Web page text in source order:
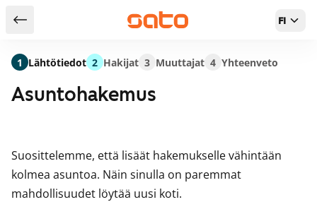
Takaisin hakutuloksiin FI
Asuntohakemus
Suosittelemme, että lisäät hakemukselle vähintään
kolmea asuntoa. Näin sinulla on paremmat
mahdollisuudet löytää uusi koti.
1 Lähtötiedot 2 Hakijat 3 Muuttajat 4 Yhteenveto